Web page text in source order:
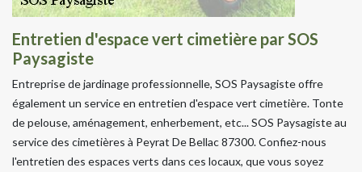
Entretien d'espace vert cimetière par SOS
Paysagiste
Entreprise de jardinage professionnelle, SOS Paysagiste offre
également un service en entretien d'espace vert cimetière. Tonte
de pelouse, aménagement, enherbement, etc... SOS Paysagiste au
service des cimetières à Peyrat De Bellac 87300. Confiez-nous
l'entretien des espaces verts dans ces locaux, que vous soyez